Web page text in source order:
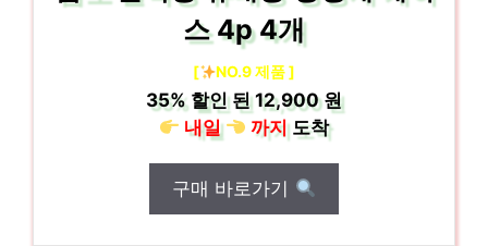
스 4p 4개
[ NO.9 제품 ]
35%할인 된12,900 원
내일
까지도착
구매 바로가기